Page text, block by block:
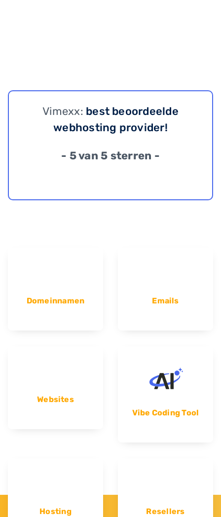
Vimexx: best beoordeelde
webhosting provider!
- 5 van 5 sterren -
Domeinnamen Emails
Websites
Vibe Coding Tool
Hosting Resellers